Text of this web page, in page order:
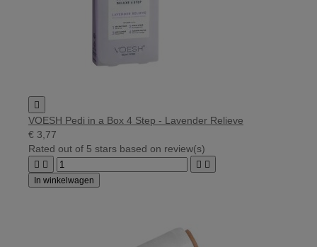

VOESH Pedi in a Box 4 Step - Lavender Relieve
€ 3,77
Rated out of 5 stars based on review(s)
   
In winkelwagen